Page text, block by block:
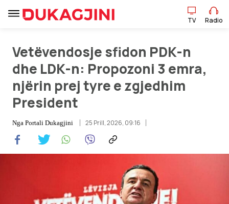
TV
Lajme
Sport
Pikëpamje
Kulturë
TV Radio
Vetëvendosje sfidon PDK-n
dhe LDK-n: Propozoni 3 emra,
njërin prej tyre e zgjedhim
President
Nga Portali Dukagjini 25 Prill, 2026, 09:16